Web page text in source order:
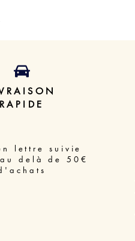
RAPIDE
lettre suivie
delà de 50€